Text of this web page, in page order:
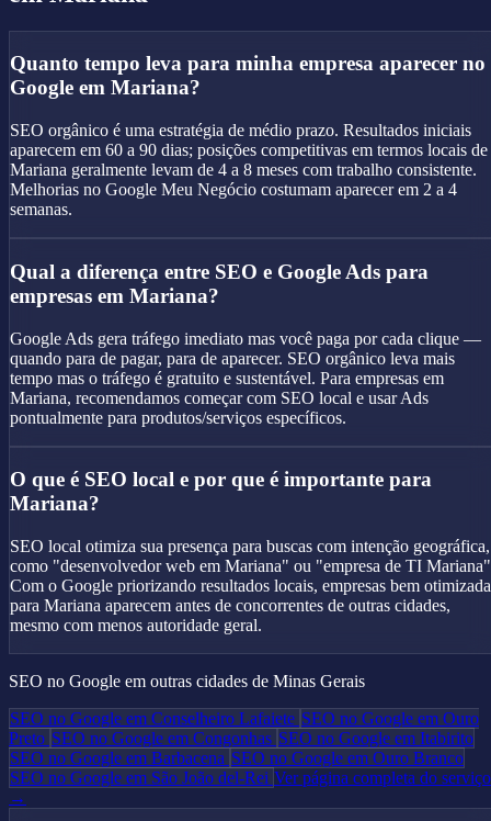
Quanto tempo leva para minha empresa aparecer no
Google em Mariana?
SEO orgânico é uma estratégia de médio prazo. Resultados iniciais
aparecem em 60 a 90 dias; posições competitivas em termos locais de
Mariana geralmente levam de 4 a 8 meses com trabalho consistente.
Melhorias no Google Meu Negócio costumam aparecer em 2 a 4
semanas.
Qual a diferença entre SEO e Google Ads para
empresas em Mariana?
Google Ads gera tráfego imediato mas você paga por cada clique —
quando para de pagar, para de aparecer. SEO orgânico leva mais
tempo mas o tráfego é gratuito e sustentável. Para empresas em
Mariana, recomendamos começar com SEO local e usar Ads
pontualmente para produtos/serviços específicos.
O que é SEO local e por que é importante para
Mariana?
SEO local otimiza sua presença para buscas com intenção geográfica,
como "desenvolvedor web em Mariana" ou "empresa de TI
Com o Google priorizando resultados locais, empresas bem
para Mariana aparecem antes de concorrentes de outras cidades,
mesmo com menos autoridade geral.
SEO no Google em outras cidades de Minas Gerais
SEO no Google em Conselheiro Lafaiete SEO no Google em Ouro
Preto SEO no Google em Congonhas SEO no Google em Itabirito
SEO no Google em Barbacena SEO no Google em Ouro Branco
SEO no Google em São João del-Rei Ver página completa do serviço
→